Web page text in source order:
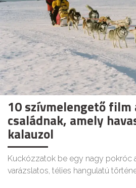
10 szívmelengető film
családnak, amely
kalauzol
Kuckózzatok be egy nagy pokróc
varázslatos, télies hangulatú